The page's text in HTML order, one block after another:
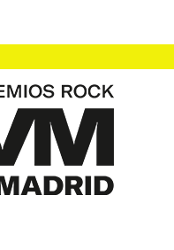
ganadores! ¡Muchas